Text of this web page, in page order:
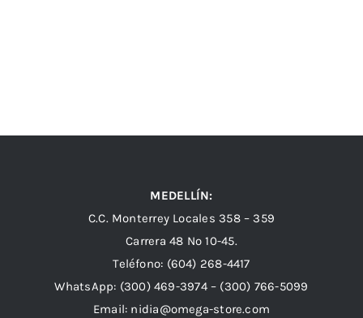
MEDELLÍN:
C.C. Monterrey Locales 358 – 359
Carrera 48 Nº 10-45.
Teléfono: (604) 268-4417
WhatsApp: (300) 469-3974 – (300) 766-5099
Email: nidia@omega-store.com